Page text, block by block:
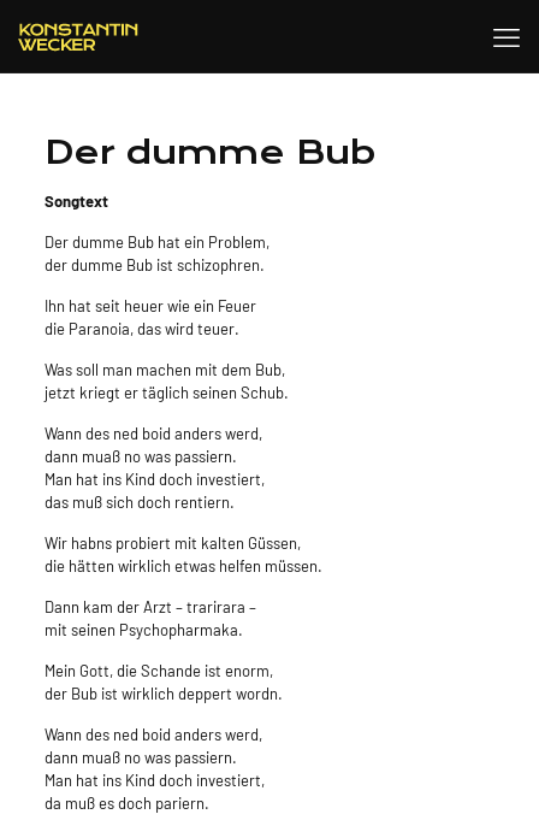
Der dumme Bub
Songtext
Der dumme Bub hat ein Problem,
der dumme Bub ist schizophren.
Ihn hat seit heuer wie ein Feuer
die Paranoia, das wird teuer.
Was soll man machen mit dem Bub,
jetzt kriegt er täglich seinen Schub.
Wann des ned boid anders werd,
dann muaß no was passiern.
Man hat ins Kind doch investiert,
das muß sich doch rentiern.
Wir habns probiert mit kalten Güssen,
die hätten wirklich etwas helfen müssen.
Dann kam der Arzt – trarirara –
mit seinen Psychopharmaka.
Mein Gott, die Schande ist enorm,
der Bub ist wirklich deppert wordn.
Wann des ned boid anders werd,
dann muaß no was passiern.
Man hat ins Kind doch investiert,
da muß es doch pariern.